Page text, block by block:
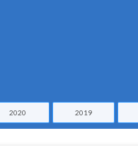
2020 2019